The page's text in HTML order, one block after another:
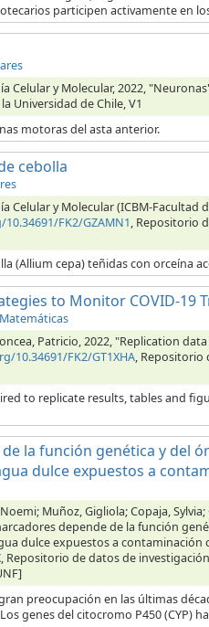
participen activamente en
Celular y Molecular, 2022,
Universidad de Chile, V1
motoras del asta anterior.
cebolla
Celular y Molecular (ICBM-Facultad
FK2/GZAMN1, Repositorio
(Allium cepa) teñidas con orceína
to Monitor COVID-19
Patricio, 2022, "Replication
10.34691/FK2/GT1XHA, Repositorio
to replicate results, tables and
la función genética y del
dulce expuestos a
Muñoz, Gigliola; Copaja,
depende de la función
dulce expuestos a contaminación
, Repositorio de datos de
preocupación en las últimas
genes del citocromo P450 (CYP)